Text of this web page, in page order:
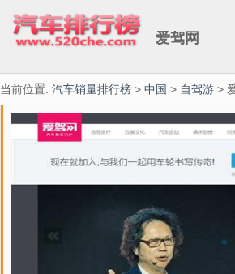
爱驾网
当前位置: 汽车销量排行榜 > 中国 > 自驾游 >